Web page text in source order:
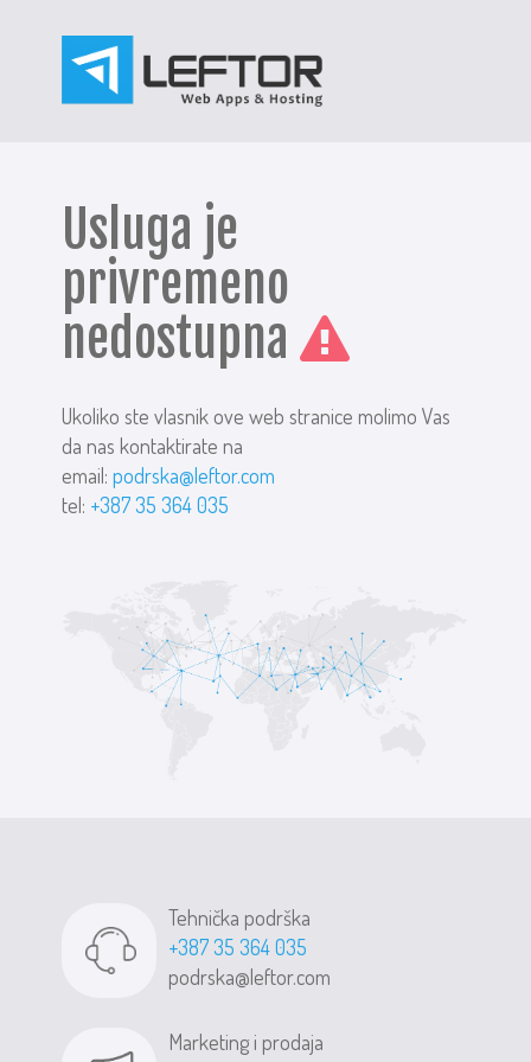
Usluga je
privremeno
nedostupna
Ukoliko ste vlasnik ove web stranice molimo Vas
da nas kontaktirate na
email:podrska@leftor.com
tel: +387 35 364 035
Tehnička podrška
+387 35 364 035
podrska@leftor.com
Marketing i prodaja